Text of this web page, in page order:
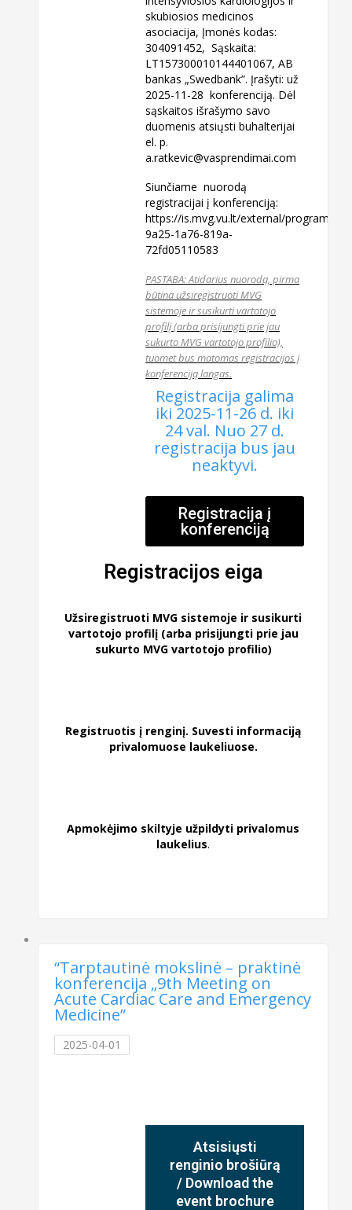
skubiosios medicinos
asociacija, Įmonės kodas:
304091452, Sąskaita:
LT157300010144401067, AB
bankas „Swedbank”. Įrašyti: už
2025-11-28 konferenciją. Dėl
sąskaitos išrašymo savo
duomenis atsiųsti buhalterijai
el. p.
a.ratkevic@vasprendimai.com
Siunčiame nuorodą
registracijai į konferenciją:
https://is.mvg.vu.lt/external/program/
9a25-1a76-819a-
72fd05110583
PASTABA: Atidarius nuorodą, pirma
būtina užsiregistruoti MVG
sistemoje ir susikurti vartotojo
profilį (arba prisijungti prie jau
sukurto MVG vartotojo profilio),
tuomet bus matomas registracijos į
konferenciją langas.
Registracija galima
iki 2025-11-26 d. iki
24 val. Nuo 27 d.
registracija bus jau
neaktyvi.
Registracija į
konferenciją
Registracijos eiga
Užsiregistruoti MVG sistemoje ir susikurti
vartotojo profilį (arba prisijungti prie jau
sukurto MVG vartotojo profilio)
Registruotis į renginį. Suvesti informaciją
privalomuose laukeliuose.
Apmokėjimo skiltyje užpildyti privalomus
laukelius.
“Tarptautinė mokslinė – praktinė
konferencija „9th Meeting on
Acute Cardiac Care and Emergency
Medicine”
2025-04-01
Atsisiųsti
renginio brošiūrą
/ Download the
event brochure